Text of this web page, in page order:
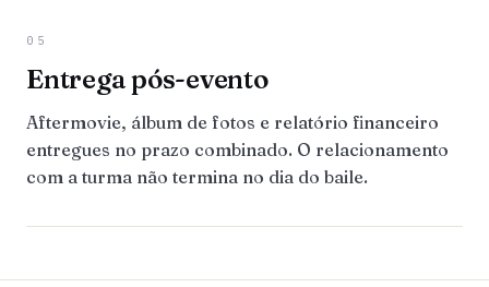
05
Entrega pós-evento
Aftermovie, álbum de fotos e relatório financeiro
entregues no prazo combinado. O relacionamento
com a turma não termina no dia do baile.